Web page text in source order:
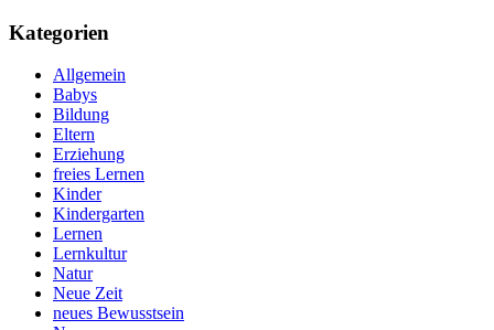
Kategorien
Allgemein
Babys
Bildung
Eltern
Erziehung
freies Lernen
Kinder
Kindergarten
Lernen
Lernkultur
Natur
Neue Zeit
neues Bewusstsein